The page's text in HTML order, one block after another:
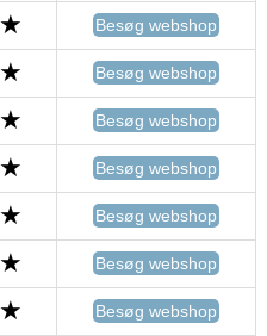
Besøg webshop
Besøg webshop
Besøg webshop
Besøg webshop
Besøg webshop
Besøg webshop
Besøg webshop